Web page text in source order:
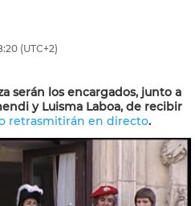
(UTC+2)
serán los encargados, junto a
y Luisma Laboa, de recibir
retrasmitirán en directo.